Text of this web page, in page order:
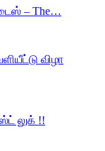
– The…
விழா
லுக் !!